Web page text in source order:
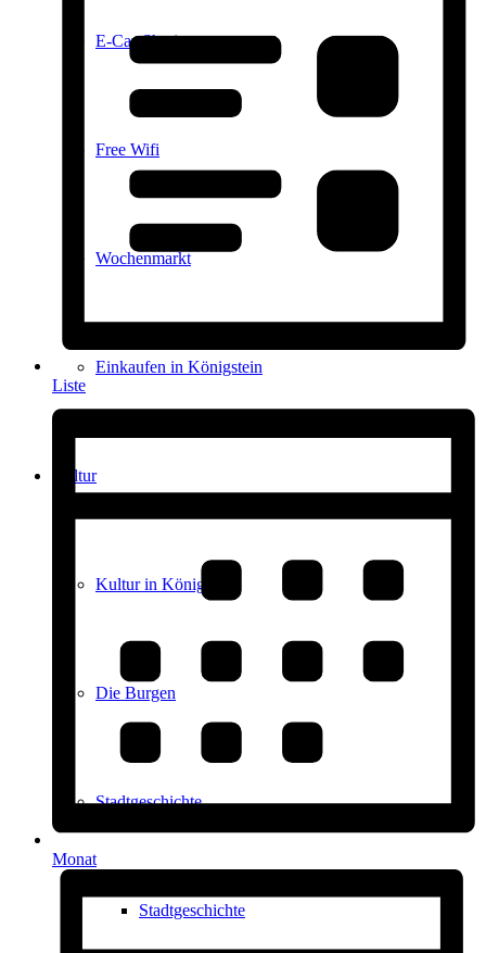
E-Car-Sharing
Free Wifi
Wochenmarkt
Einkaufen in Königstein
Kultur
Kultur in Königstein
Die Burgen
Stadtgeschichte
Stadtgeschichte
Liste
Monat